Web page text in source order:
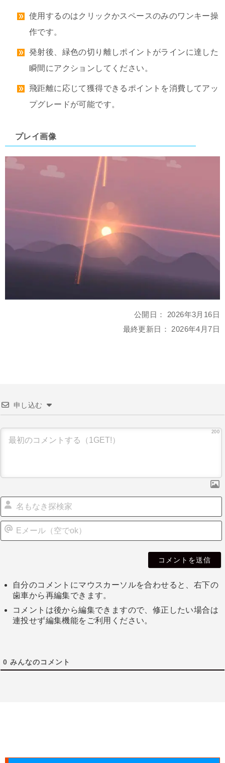
使用するのはクリックかスペースのみのワンキー操
作です。
発射後、緑色の切り離しポイントがラインに達した
瞬間にアクションしてください。
飛距離に応じて獲得できるポイントを消費してアッ
プグレードが可能です。
プレイ画像
公開日： 2026年3月16日
最終更新日： 2026年4月7日
申し込む
200
自分のコメントにマウスカーソルを合わせると、右下の
歯車から再編集できます。
コメントは後から編集できますので、修正したい場合は
連投せず編集機能をご利用ください。
0 みんなのコメント